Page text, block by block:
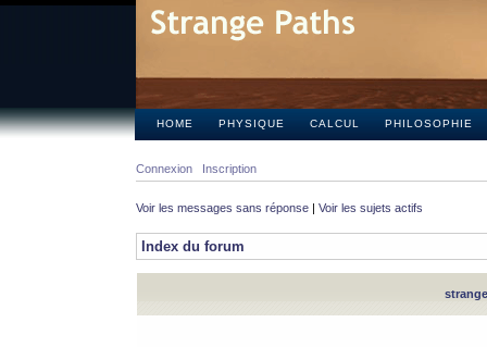
HOME PHYSIQUE CALCUL PHILOSOPHIE
Connexion Inscription
Voir les messages sans réponse | Voir les sujets actifs
Index du forum